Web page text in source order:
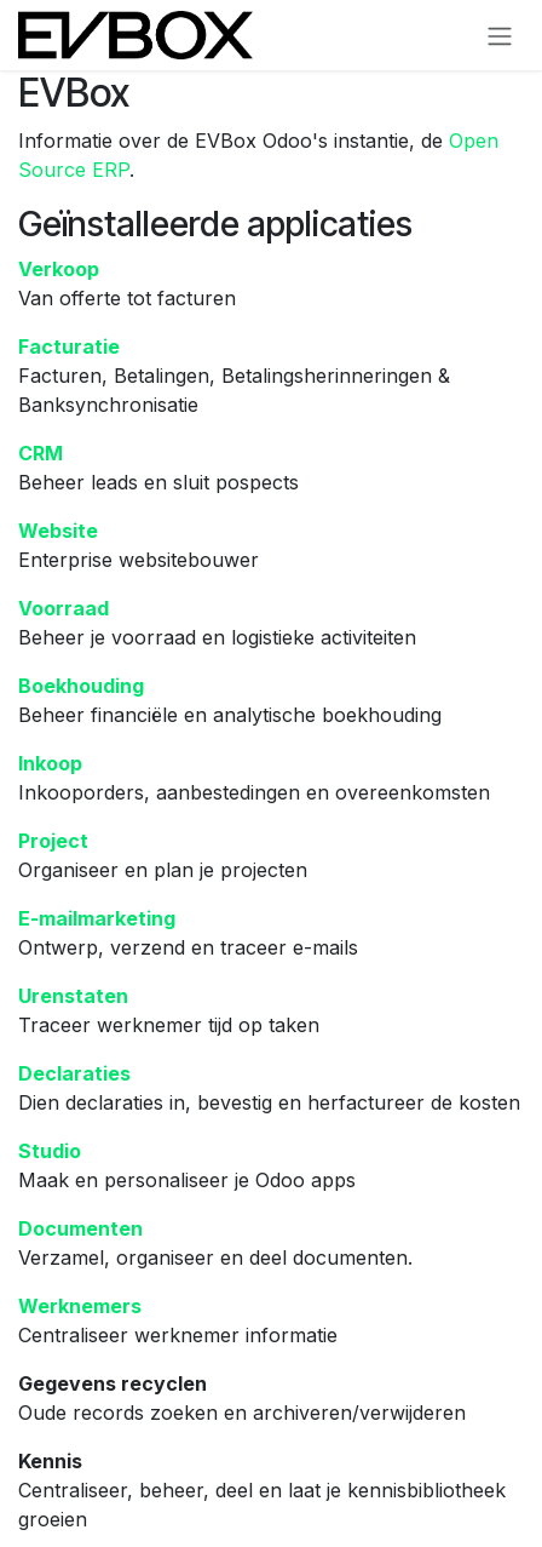
Overslaan naar inhoud
EVBox
Informatie over de EVBox Odoo's instantie, de Open
Source ERP.
Geïnstalleerde applicaties
Verkoop
Van offerte tot facturen
Facturatie
Facturen, Betalingen, Betalingsherinneringen &
Banksynchronisatie
CRM
Beheer leads en sluit pospects
Website
Enterprise websitebouwer
Voorraad
Beheer je voorraad en logistieke activiteiten
Boekhouding
Beheer financiële en analytische boekhouding
Inkoop
Inkooporders, aanbestedingen en overeenkomsten
Project
Organiseer en plan je projecten
E-mailmarketing
Ontwerp, verzend en traceer e-mails
Urenstaten
Traceer werknemer tijd op taken
Declaraties
Dien declaraties in, bevestig en herfactureer de kosten
Studio
Maak en personaliseer je Odoo apps
Documenten
Verzamel, organiseer en deel documenten.
Werknemers
Centraliseer werknemer informatie
Gegevens recyclen
Oude records zoeken en archiveren/verwijderen
Kennis
Centraliseer, beheer, deel en laat je kennisbibliotheek
groeien